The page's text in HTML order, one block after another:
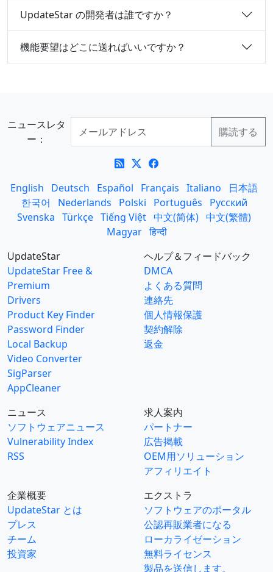
UpdateStar の開発者は誰ですか？
機能要望はどこに送ればいいですか？
ニュースレタ
ー：
English Deutsch Español Français Italiano
日本語
한국어
Nederlands Polski Português
Русский
Svenska Türkçe Tiếng Việt 中文(简体) 中文(繁體)
Magyar हिन्दी
UpdateStar
UpdateStar Free &
Premium
Drivers
Product Key Finder
Password Finder
Local Backup
Video Converter
SigParser
AppCleaner
ヘルプ＆フィードバック
DMCA
よくある質問
連絡先
個人情報保護
契約解除
返金
ニュース
ソフトウェアニュース
Vulnerability Index
RSS
求人案内
パートナー
広告掲載
OEM用ソリューション
アフィリエイト
企業概要
UpdateStar とは
プレス
チーム
投資家
エクストラ
ソフトウェアのポータル
公認再販業者になる
ローカライゼーション
無料ライセンス
製品を送信します。